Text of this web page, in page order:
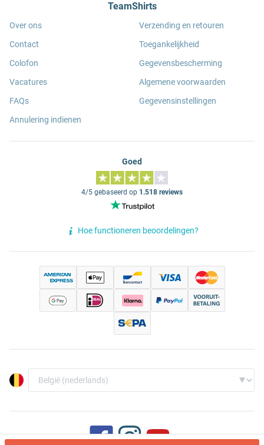
TeamShirts
Over ons
Contact
Colofon
Vacatures
FAQs
Annulering indienen
Verzending en retouren
Toegankelijkheid
Gegevensbescherming
Algemene voorwaarden
Gegevensinstellingen
Goed
4/5 gebaseerd op 1.518 reviews
Hoe functioneren beoordelingen?